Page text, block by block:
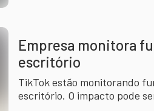
Empresa monitora
escritório
TikTok estão monitorando
escritório. O impacto pode